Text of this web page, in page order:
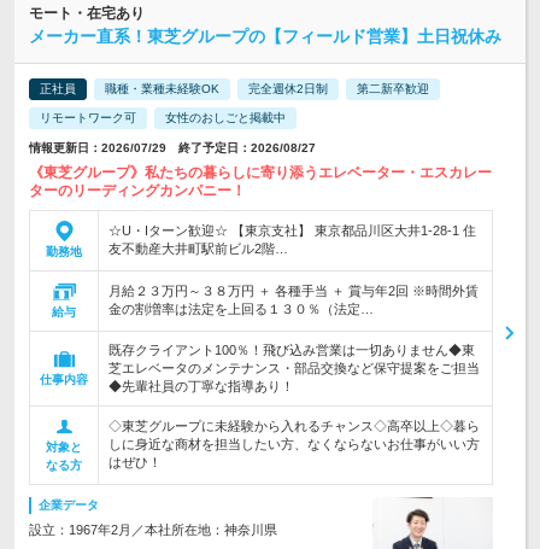
モート・在宅あり
メーカー直系！東芝グループの【フィールド営業】土日祝休み
正社員 職種・業種未経験OK 完全週休2日制 第二新卒歓迎
リモートワーク可 女性のおしごと掲載中
情報更新日：2026/07/29 終了予定日：2026/08/27
《東芝グループ》私たちの暮らしに寄り添うエレベーター・エスカレー
ターのリーディングカンパニー！
勤務地
☆U・Iターン歓迎☆ 【東京支社】 東京都品川区大井1-28-1 住
友不動産大井町駅前ビル2階…
給与
月給２３万円～３８万円 ＋ 各種手当 ＋ 賞与年2回 ※時間外賃
金の割増率は法定を上回る１３０％（法定…
仕事内容
既存クライアント100％！飛び込み営業は一切ありません◆東
芝エレベータのメンテナンス・部品交換など保守提案をご担当
◆先輩社員の丁寧な指導あり！
対象と
なる方
◇東芝グループに未経験から入れるチャンス◇高卒以上◇暮ら
しに身近な商材を担当したい方、なくならないお仕事がいい方
はぜひ！
企業データ
設立：1967年2月／本社所在地：神奈川県